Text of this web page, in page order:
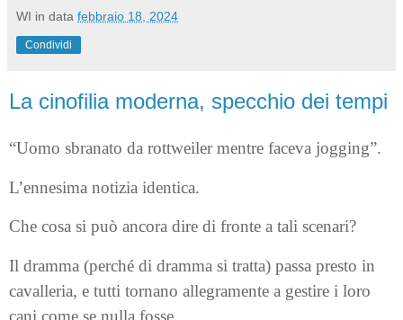
WI in data febbraio 18, 2024
Condividi
La cinofilia moderna, specchio dei tempi
“Uomo sbranato da rottweiler mentre faceva jogging”.
L’ennesima notizia identica.
Che cosa si può ancora dire di fronte a tali scenari?
Il dramma (perché di dramma si tratta) passa presto in
cavalleria, e tutti tornano allegramente a gestire i loro
cani come se nulla fosse.